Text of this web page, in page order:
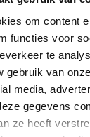
om content
functies voor
te
gebruik van
media,
gegevens
ze heeft
en lesmateriaal
– mail naar:
mei 2025
en 30 mei